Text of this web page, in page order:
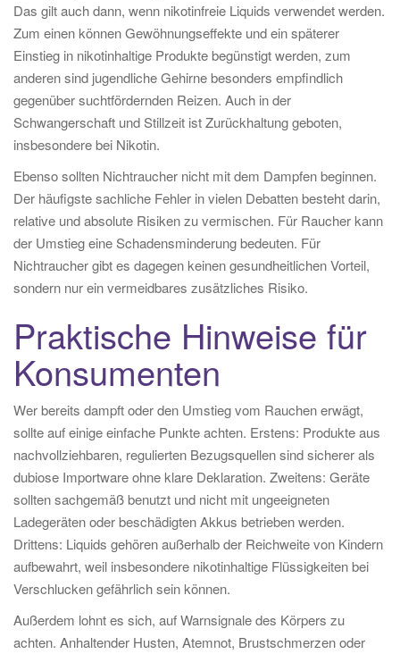
Das gilt auch dann, wenn nikotinfreie Liquids verwendet werden.
Zum einen können Gewöhnungseffekte und ein späterer
Einstieg in nikotinhaltige Produkte begünstigt werden, zum
anderen sind jugendliche Gehirne besonders empfindlich
gegenüber suchtfördernden Reizen. Auch in der
Schwangerschaft und Stillzeit ist Zurückhaltung geboten,
insbesondere bei Nikotin.
Ebenso sollten Nichtraucher nicht mit dem Dampfen beginnen.
Der häufigste sachliche Fehler in vielen Debatten besteht darin,
relative und absolute Risiken zu vermischen. Für Raucher kann
der Umstieg eine Schadensminderung bedeuten. Für
Nichtraucher gibt es dagegen keinen gesundheitlichen Vorteil,
sondern nur ein vermeidbares zusätzliches Risiko.
Praktische Hinweise für
Konsumenten
Wer bereits dampft oder den Umstieg vom Rauchen erwägt,
sollte auf einige einfache Punkte achten. Erstens: Produkte aus
nachvollziehbaren, regulierten Bezugsquellen sind sicherer als
dubiose Importware ohne klare Deklaration. Zweitens: Geräte
sollten sachgemäß benutzt und nicht mit ungeeigneten
Ladegeräten oder beschädigten Akkus betrieben werden.
Drittens: Liquids gehören außerhalb der Reichweite von Kindern
aufbewahrt, weil insbesondere nikotinhaltige Flüssigkeiten bei
Verschlucken gefährlich sein können.
Außerdem lohnt es sich, auf Warnsignale des Körpers zu
achten. Anhaltender Husten, Atemnot, Brustschmerzen oder